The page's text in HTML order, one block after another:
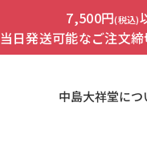
7,500円(税込)
当日発送可能なご注文
中島大祥堂につ